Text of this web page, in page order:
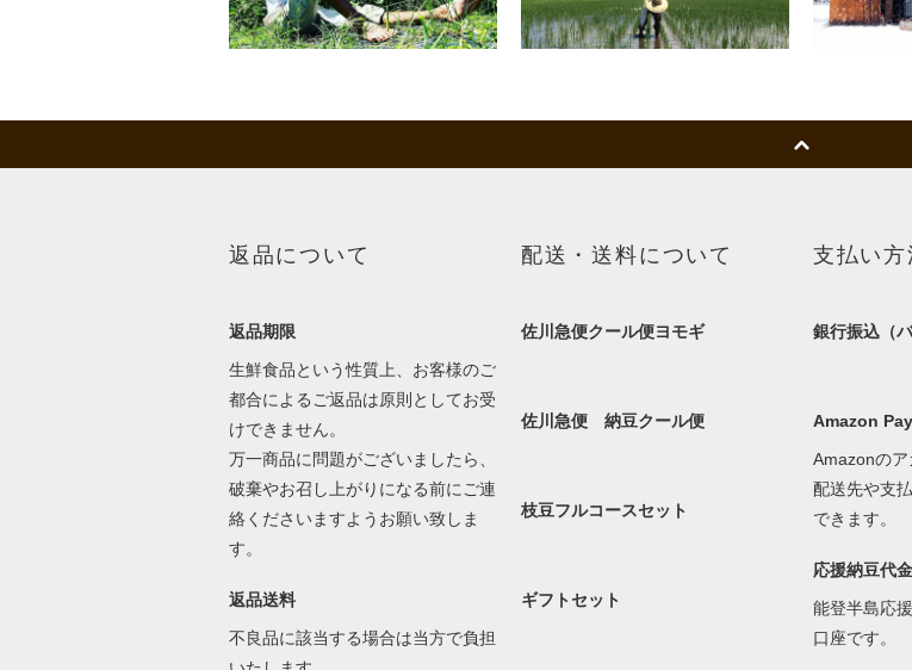
返品について
返品期限
生鮮食品という性質上、お客様のご
都合によるご返品は原則としてお受
けできません。
万一商品に問題がございましたら、
破棄やお召し上がりになる前にご連
絡くださいますようお願い致しま
す。
返品送料
不良品に該当する場合は当方で負担
配送・送料について
佐川急便クール便ヨモギ
佐川急便 納豆クール便
枝豆フルコースセット
ギフトセット
支払い方
銀行振込（
Amazon Pay
Amazonの
配送先や支
できます。
応援納豆代
能登半島応
口座です。